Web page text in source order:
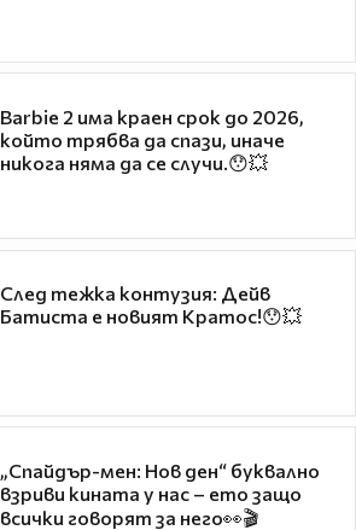
Barbie 2 има краен срок до 2026,
който трябва да спази, иначе
никога няма да се случи.😯💥
След тежка контузия: Дейв
Батиста е новият Кратос!😯💥
„Спайдър-мен: Нов ден“ буквално
взриви кината у нас – ето защо
всички говорят за него👀🎬